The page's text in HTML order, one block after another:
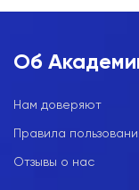
Об
Нам доверяют
Правила
Отзывы о нас